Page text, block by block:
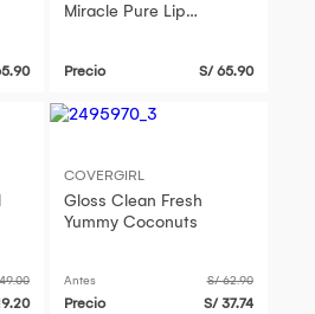
Miracle Pure Lip
Precio S/ 65.90
COVERGIRL
Gloss Clean Fresh
Yummy Coconuts
Antes S/ 62.90
Precio S/ 37.74